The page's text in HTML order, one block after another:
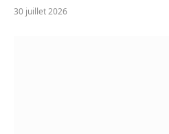
30 juillet 2026